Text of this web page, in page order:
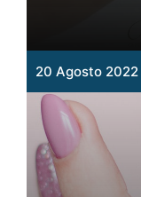
20 Agosto 2022